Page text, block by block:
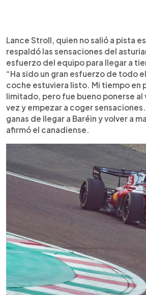
Lance Stroll, quien no salió a pista
respaldó las sensaciones del
esfuerzo del equipo para llegar a
“Ha sido un gran esfuerzo de todo
coche estuviera listo. Mi tiempo en
limitado, pero fue bueno ponerse al
vez y empezar a coger
ganas de llegar a Baréin y volver a
afirmó el canadiense.